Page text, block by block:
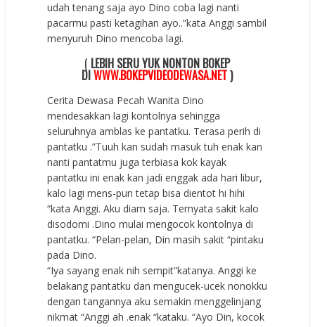
udah tenang saja ayo Dino coba lagi nanti
pacarmu pasti ketagihan ayo..”kata Anggi sambil
menyuruh Dino mencoba lagi.
( LEBIH SERU YUK NONTON BOKEP
DIWWW.BOKEPVIDEODEWASA.NET)
Cerita Dewasa Pecah Wanita Dino
mendesakkan lagi kontolnya sehingga
seluruhnya amblas ke pantatku. Terasa perih di
pantatku .”Tuuh kan sudah masuk tuh enak kan
nanti pantatmu juga terbiasa kok kayak
pantatku ini enak kan jadi enggak ada hari libur,
kalo lagi mens-pun tetap bisa dientot hi hihi
“kata Anggi. Aku diam saja. Ternyata sakit kalo
disodomi .Dino mulai mengocok kontolnya di
pantatku. “Pelan-pelan, Din masih sakit “pintaku
pada Dino.
“Iya sayang enak nih sempit”katanya. Anggi ke
belakang pantatku dan mengucek-ucek nonokku
dengan tangannya aku semakin menggelinjang
nikmat “Anggi ah .enak “kataku. “Ayo Din, kocok